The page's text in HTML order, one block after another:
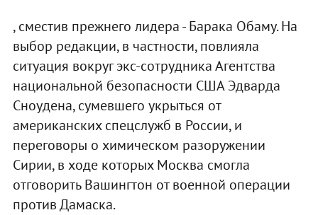
, сместив прежнего лидера - Барака Обаму. На
выбор редакции, в частности, повлияла
ситуация вокруг экс-сотрудника Агентства
национальной безопасности США Эдварда
Сноудена, сумевшего укрыться от
американских спецслужб в России, и
переговоры о химическом разоружении
Сирии, в ходе которых Москва смогла
отговорить Вашингтон от военной операции
против Дамаска.